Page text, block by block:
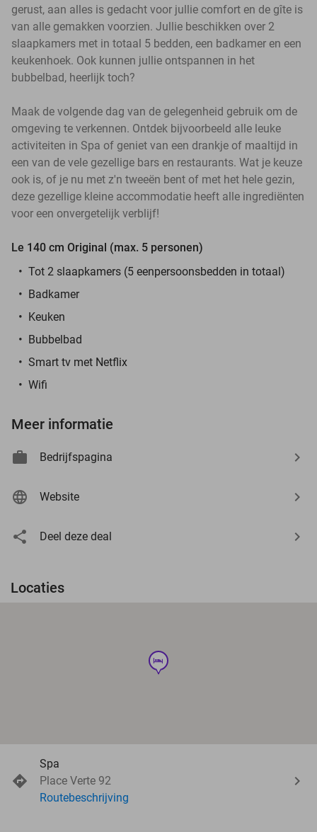
gerust, aan alles is gedacht voor jullie comfort en de gîte is
van alle gemakken voorzien. Jullie beschikken over 2
slaapkamers met in totaal 5 bedden, een badkamer en een
keukenhoek. Ook kunnen jullie ontspannen in het
bubbelbad, heerlijk toch?
Maak de volgende dag van de gelegenheid gebruik om de
omgeving te verkennen. Ontdek bijvoorbeeld alle leuke
activiteiten in Spa of geniet van een drankje of maaltijd in
een van de vele gezellige bars en restaurants. Wat je keuze
ook is, of je nu met z'n tweeën bent of met het hele gezin,
deze gezellige kleine accommodatie heeft alle ingrediënten
voor een onvergetelijk verblijf!
Le 140 cm Original (max. 5 personen)
Tot 2 slaapkamers (5 eenpersoonsbedden in totaal)
Badkamer
Keuken
Bubbelbad
Smart tv met Netflix
Wifi
Meer informatie
Bedrijfspagina
Website
Deel deze deal
Locaties
hotel
Spa
Place Verte 92
Routebeschrijving